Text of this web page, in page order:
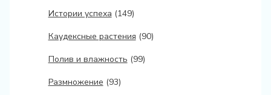
Истории успеха (149)
Каудексные растения (90)
Полив и влажность (99)
Размножение (93)